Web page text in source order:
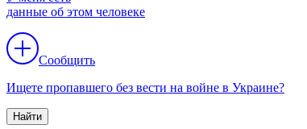
данные об этом человеке
Сообщить
Ищете пропавшего без вести на войне в Украине?
Найти